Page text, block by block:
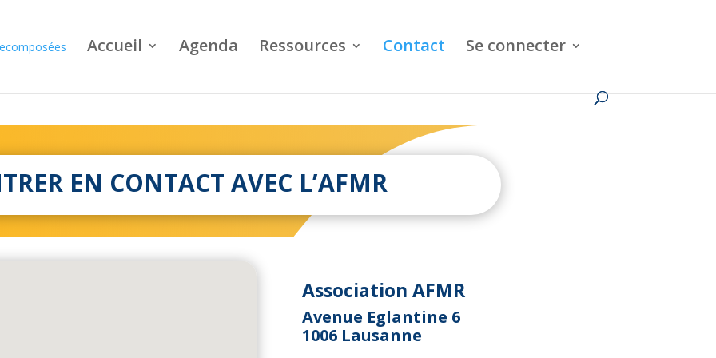
Accueil Agenda Ressources Contact Se connecter
EN CONTACT AVEC L’AFMR
Association AFMR
Avenue Eglantine 6
1006 Lausanne